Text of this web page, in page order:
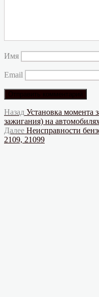
Имя
Email
Навигация
по
записям
Назад Предыдущая
запись:
Установка момента
зажигания) на
Далее Следующая
запись:
Неисправности
2109, 21099